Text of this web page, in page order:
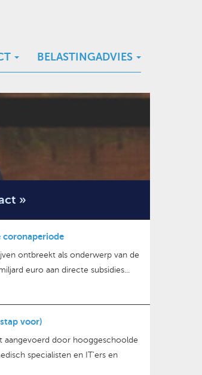
BELASTINGADVIES
»
coronaperiode
ontbreekt als onderwerp van de
euro aan directe subsidies...
voor)
aangevoerd door hooggeschoolde
specialisten en IT’ers en